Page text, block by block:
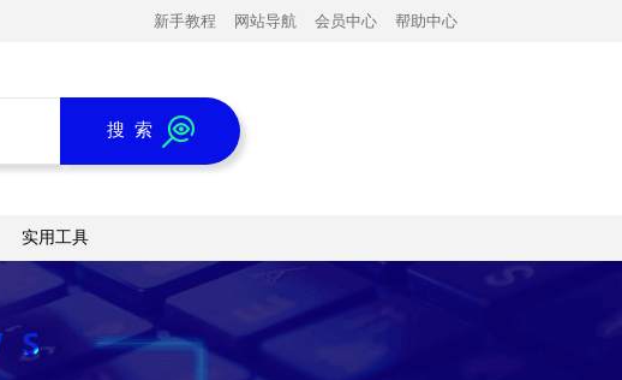
新手教程 网站导航 会员中心 帮助中心
搜 索
实用工具